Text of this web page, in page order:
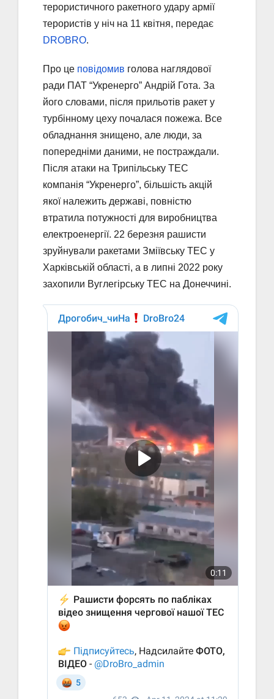
терористичного ракетного удару армії
терористів у ніч на 11 квітня, передає
DROBRO.
Про це повідомив голова наглядової
ради ПАТ “Укренерго” Андрій Гота. За
його словами, після прильотів ракет у
турбінному цеху почалася пожежа. Все
обладнання знищено, але люди, за
попередніми даними, не постраждали.
Після атаки на Трипільську ТЕС
компанія “Укренерго”, більшість акцій
якої належить державі, повністю
втратила потужності для виробництва
електроенергії. 22 березня рашисти
зруйнували ракетами Зміївську ТЕС у
Харківській області, а в липні 2022 року
захопили Вуглегірську ТЕС на Донеччині.